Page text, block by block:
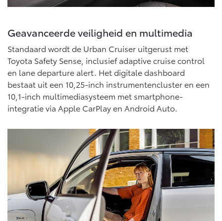
Geavanceerde veiligheid en multimedia
Standaard wordt de Urban Cruiser uitgerust met
Toyota Safety Sense, inclusief adaptive cruise control
en lane departure alert. Het digitale dashboard
bestaat uit een 10,25-inch instrumentencluster en een
10,1-inch multimediasysteem met smartphone-
integratie via Apple CarPlay en Android Auto.